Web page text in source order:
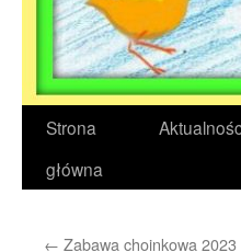
Strona
główna
← Zabawa choinkowa 2023